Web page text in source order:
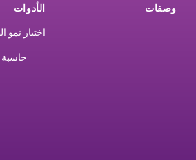
وصفات
الأدوات
اختبار نمو
حاسبة